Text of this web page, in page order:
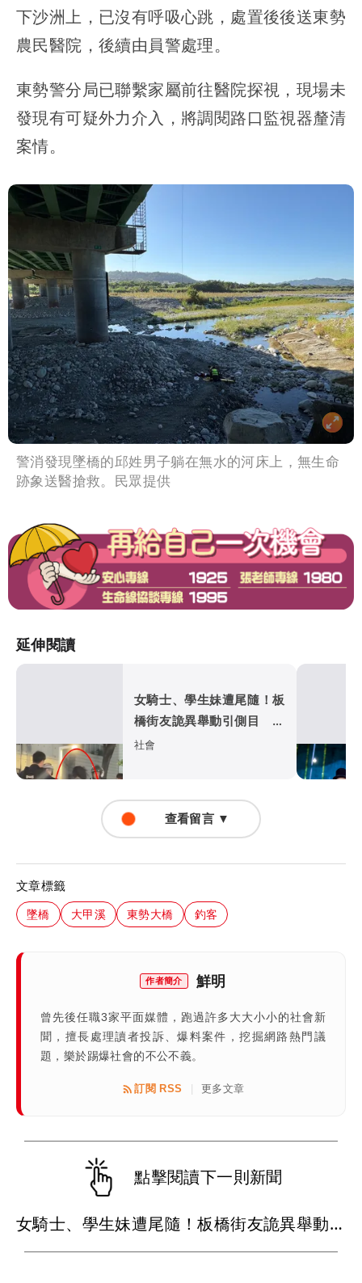
下沙洲上，已沒有呼吸心跳，處置後後送東勢
農民醫院，後續由員警處理。
東勢警分局已聯繫家屬前往醫院探視，現場未
發現有可疑外力介入，將調閱路口監視器釐清
案情。
警消發現墜橋的邱姓男子躺在無水的河床上，無生命
跡象送醫搶救。民眾提供
延伸閱讀
女騎士、學生妹遭尾隨！板
橋街友詭異舉動引側目 熱
心男勸阻遭踹險被筆戳
社會
查看留言 ▼
文章標籤
墜橋 大甲溪 東勢大橋 釣客
作者簡介 鮮明
曾先後任職3家平面媒體，跑過許多大大小小的社會新
聞，擅長處理讀者投訴、爆料案件，挖掘網路熱門議
題，樂於踢爆社會的不公不義。
訂閱 RSS 更多文章
點擊閱讀下一則新聞
女騎士、學生妹遭尾隨！板橋街友詭異舉動引側目 熱心男勸阻遭踹險被筆戳